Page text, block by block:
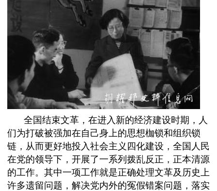
全国结束文革，在进入新的经济建设时期，人
们为打破被强加在自己身上的思想枷锁和组织锁
链，从而更好地投入社会主义四化建设，全国人民
在党的领导下，开展了一系列拨乱反正，正本清源
的工作。其中一项工作就是正确处理文革及历史上
许多遗留问题，解决党内外的冤假错案问题，落实